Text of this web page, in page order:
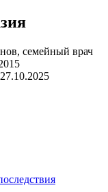
семейный врач